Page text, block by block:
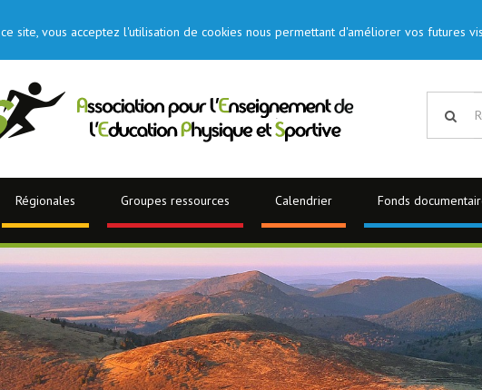
site, vous acceptez l'utilisation de cookies nous permettant d'améliorer vos futures
Régionales Groupes ressources Calendrier Fonds